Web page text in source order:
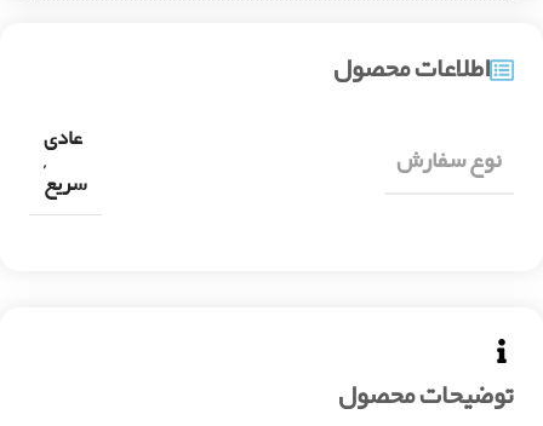
توضیحات محصول
اطلاعات محصول
نوع سفارش
عادی
,
سریع